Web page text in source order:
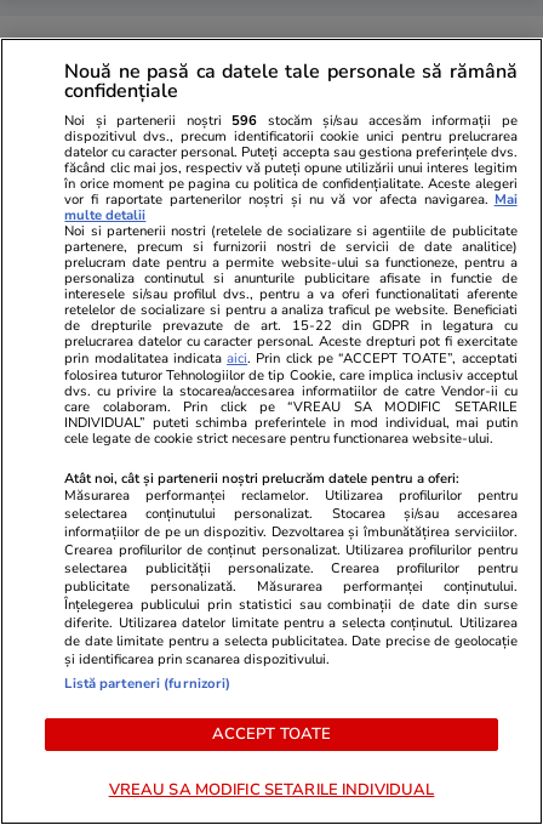
PARTENERI
TVMania.ro
🤍 „Felix și-a dorit asta, în caz
că…” La exact un an de la
tragedie, Mihaela Rădulescu a
făcut public totul!
Locul din
10°C, în
PARTENERI
Nouă ne pasă ca datele tale personale să rămână
confidențiale
Noi și partenerii noștri 596 stocăm și/sau accesăm informații pe
dispozitivul dvs., precum identificatorii cookie unici pentru prelucrarea
datelor cu caracter personal. Puteți accepta sau gestiona preferințele dvs.
făcând clic mai jos, respectiv vă puteți opune utilizării unui interes legitim
în orice moment pe pagina cu politica de confidențialitate. Aceste alegeri
vor fi raportate partenerilor noștri și nu vă vor afecta navigarea. Mai
multe detalii
Noi si partenerii nostri (retelele de socializare si agentiile de publicitate
partenere, precum si furnizorii nostri de servicii de date analitice)
prelucram date pentru a permite website-ului sa functioneze, pentru a
personaliza continutul si anunturile publicitare afisate in functie de
interesele si/sau profilul dvs., pentru a va oferi functionalitati aferente
retelelor de socializare si pentru a analiza traficul pe website. Beneficiati
de drepturile prevazute de art. 15-22 din GDPR in legatura cu
prelucrarea datelor cu caracter personal. Aceste drepturi pot fi exercitate
prin modalitatea indicataaici. Prin click pe “ACCEPT TOATE”, acceptati
folosirea tuturor Tehnologiilor de tip Cookie, care implica inclusiv acceptul
dvs. cu privire la stocarea/accesarea informatiilor de catre Vendor-ii cu
care colaboram. Prin click pe “VREAU SA MODIFIC SETARILE
INDIVIDUAL” puteti schimba preferintele in mod individual, mai putin
cele legate de cookie strict necesare pentru functionarea website-ului.
Atât noi, cât și partenerii noștri prelucrăm datele pentru a oferi:
Măsurarea performanței reclamelor. Utilizarea profilurilor pentru
selectarea conținutului personalizat. Stocarea și/sau accesarea
informațiilor de pe un dispozitiv. Dezvoltarea și îmbunătățirea serviciilor.
Crearea profilurilor de conținut personalizat. Utilizarea profilurilor pentru
selectarea publicității personalizate. Crearea profilurilor pentru
publicitate personalizată. Măsurarea performanței conținutului.
Înțelegerea publicului prin statistici sau combinații de date din surse
diferite. Utilizarea datelor limitate pentru a selecta conținutul. Utilizarea
de date limitate pentru a selecta publicitatea. Date precise de geolocație
și identificarea prin scanarea dispozitivului.
Listă parteneri (furnizori)
ACCEPT TOATE
VREAU SA MODIFIC SETARILE INDIVIDUAL